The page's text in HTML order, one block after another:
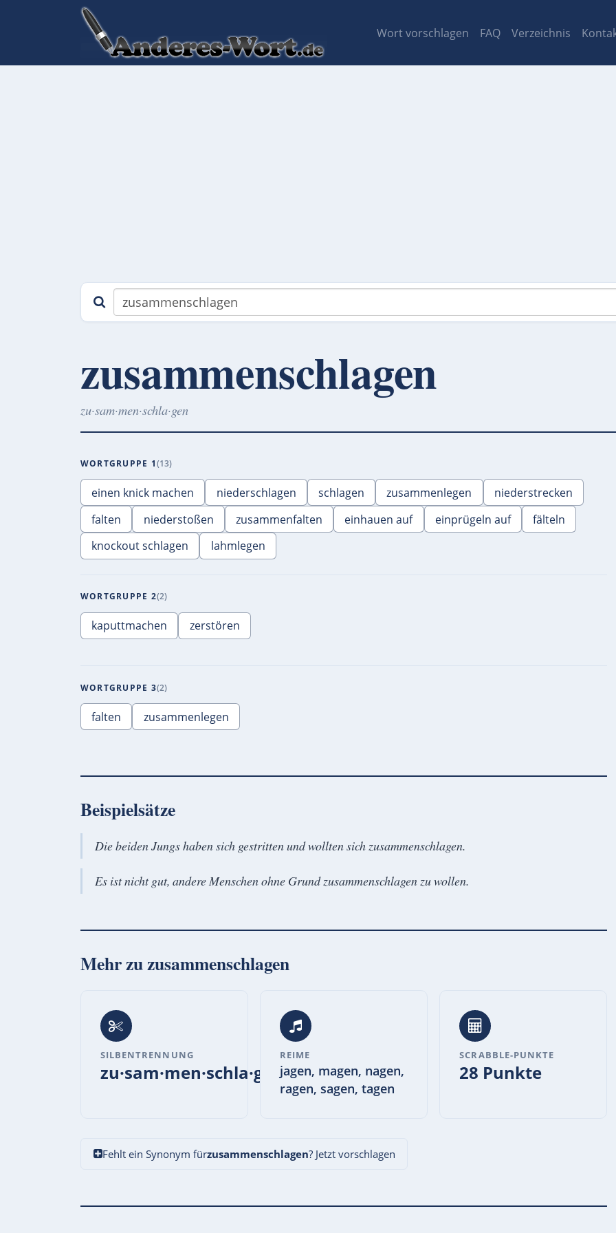
Wort vorschlagen FAQ Verzeichnis
zusammenschlagen
zu·sam·men·schla·gen
WORTGRUPPE 1 13
einen knick machen niederschlagen schlagen zusammenlegen
niederstrecken
falten
niederstoßen zusammenfalten einhauen auf einprügeln auf
fälteln
knockout schlagen
lahmlegen
WORTGRUPPE 2 2
kaputtmachen zerstören
WORTGRUPPE 3 2
falten zusammenlegen
Beispielsätze
Die beiden Jungs haben sich gestritten und wollten sich zusammenschlagen.
Es ist nicht gut, andere Menschen ohne Grund zusammenschlagen zu wollen.
Mehr zuzusammenschlagen
SILBENTRENNUNG
zu·sam·men·schla·gen
REIME
jagen, magen, nagen,
ragen, sagen, tagen
SCRABBLE-PUNKTE
28 Punkte
Fehlt ein Synonym fürzusammenschlagen? Jetzt vorschlagen